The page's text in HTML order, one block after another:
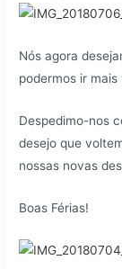
Nós agora
podermos ir
Despedimo-nos
desejo que
nossas novas
Boas Férias!